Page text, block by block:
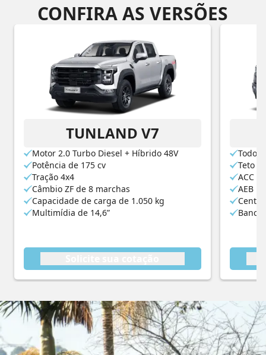
CONFIRA AS VERSÕES
TUNLAND V7
Motor 2.0 Turbo Diesel + Híbrido 48V
Potência de 175 cv
Tração 4x4
Câmbio ZF de 8 marchas
Capacidade de carga de 1.050 kg
Multimídia de 14,6”
Todos
Teto
ACC
AEB